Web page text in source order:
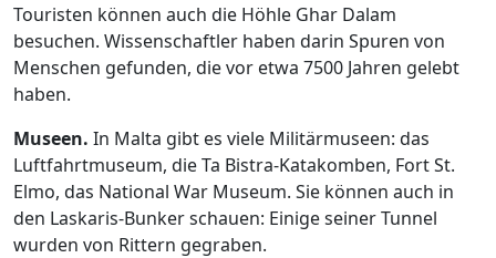
Touristen können auch die Höhle Ghar Dalam
besuchen. Wissenschaftler haben darin Spuren von
Menschen gefunden, die vor etwa 7500 Jahren gelebt
haben.
Museen. In Malta gibt es viele Militärmuseen: das
Luftfahrtmuseum, dieTa Bistra-Katakomben, Fort St.
Elmo, das National War Museum. Sie können auch in
den Laskaris-Bunker schauen: Einige seiner Tunnel
wurden von Rittern gegraben.